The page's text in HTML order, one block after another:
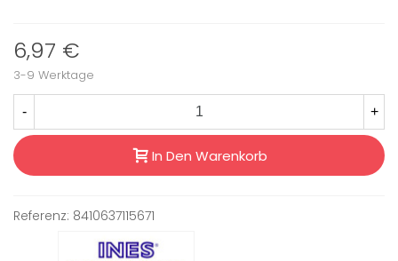
6,97 €
3-9 Werktage
- +
In Den Warenkorb
Referenz: 8410637115671